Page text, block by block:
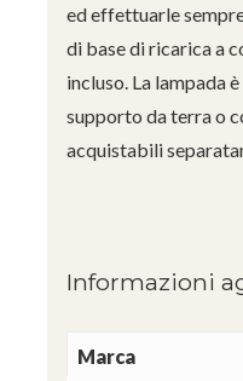
ed effettuarle
di base di ricarica a
incluso. La lampada
supporto da terra o
acquistabili
Informazioni
Marca